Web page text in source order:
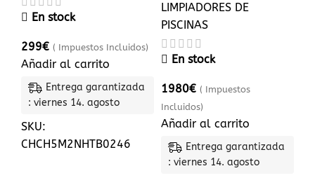
En stock
299€ ( Impuestos Incluidos)
Añadir al carrito
Entrega garantizada
: viernes 14. agosto
SKU:
CHCH5M2NHTB0246
LIMPIADORES DE
PISCINAS
En stock
1980€ ( Impuestos
Incluidos)
Añadir al carrito
Entrega garantizada
: viernes 14. agosto